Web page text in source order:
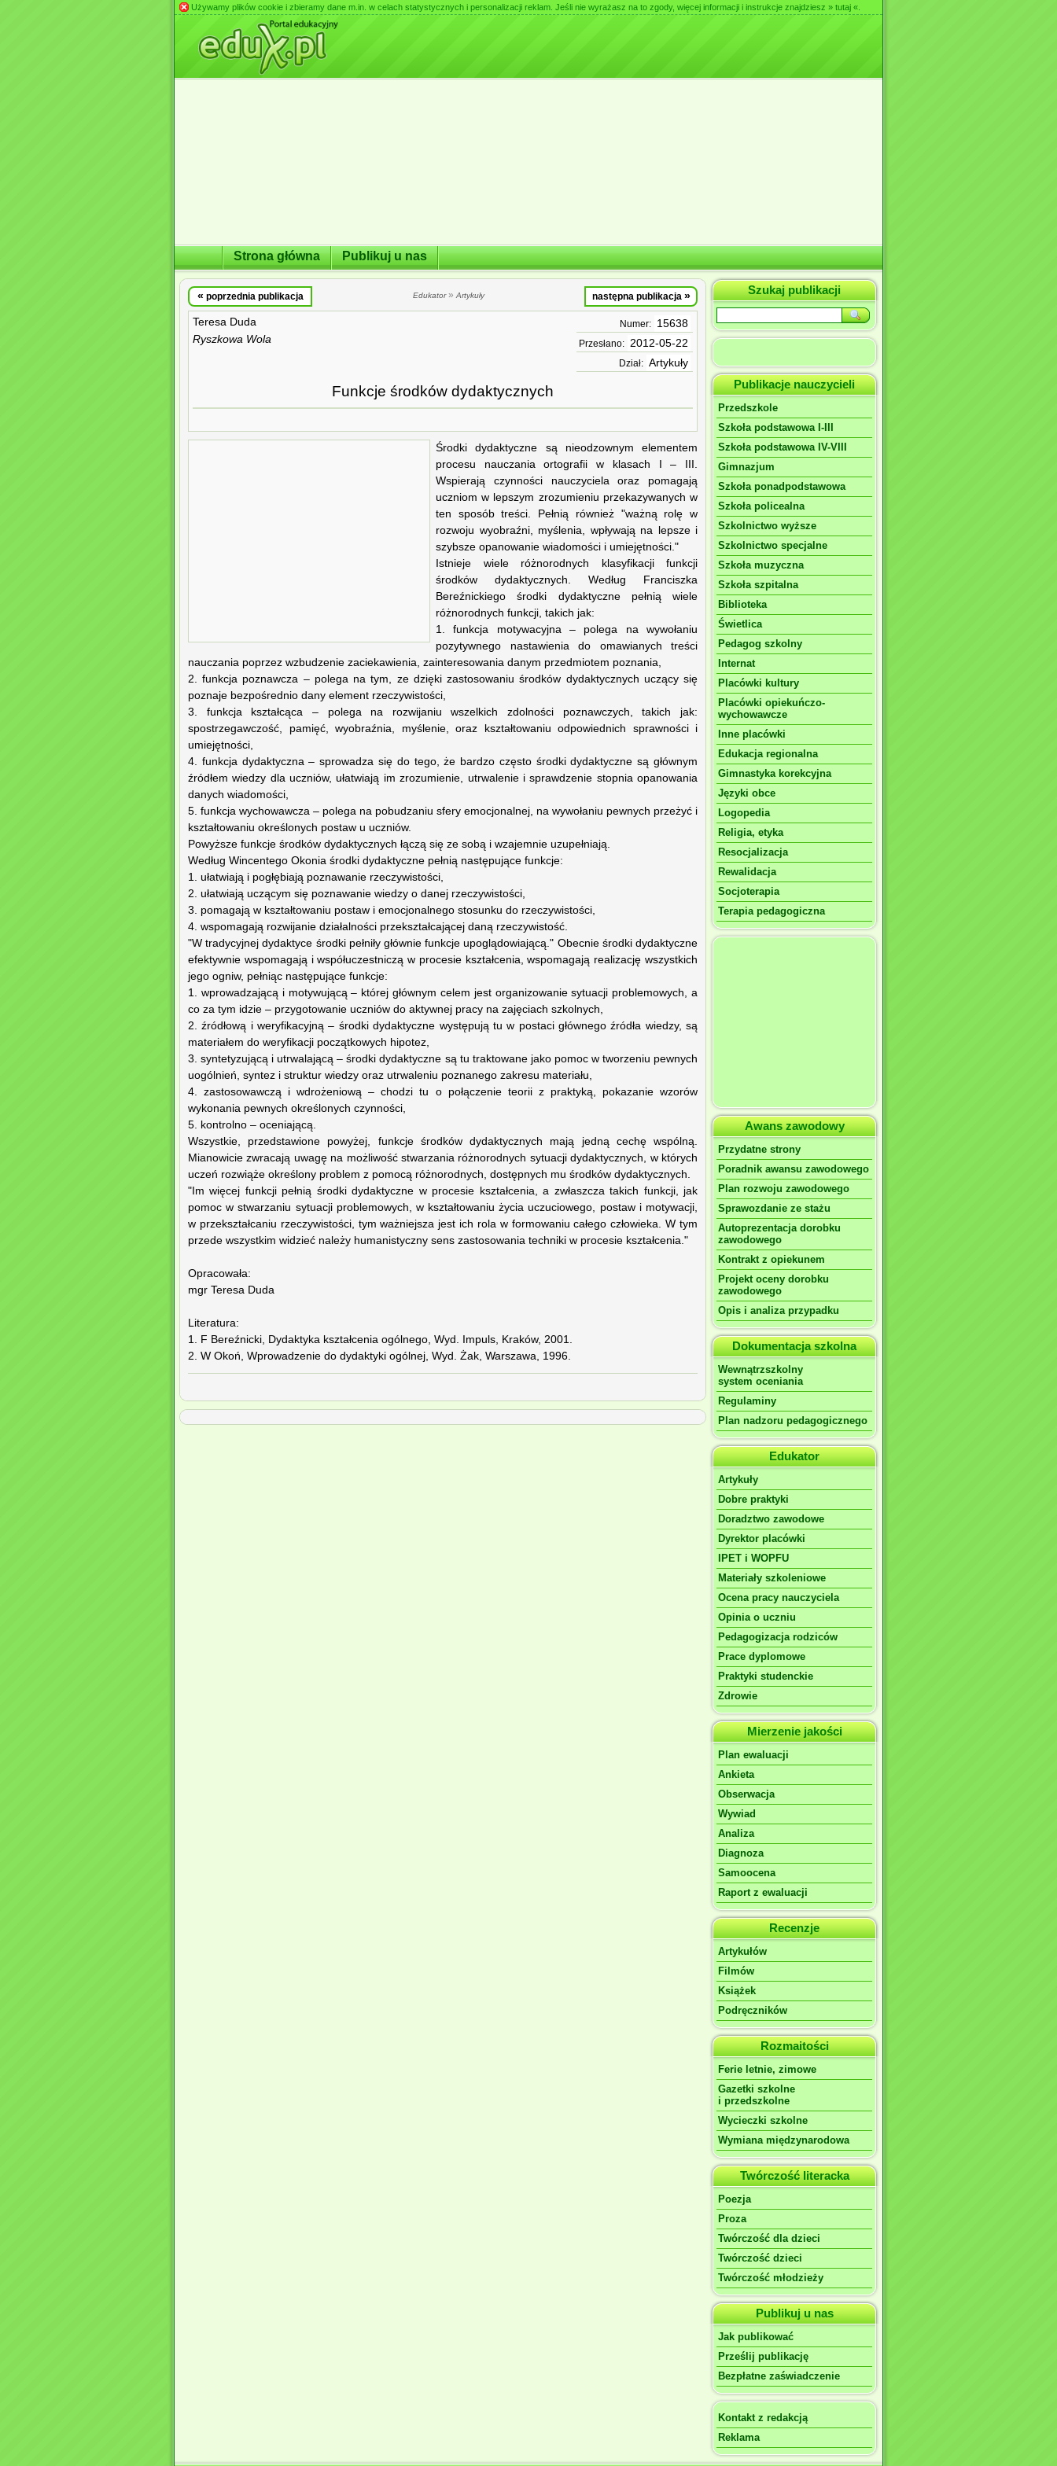
Używamy plików cookie i zbieramy dane m.in. w celach statystycznych i personalizacji reklam. Jeśli nie wyrażasz na to zgody, więcej informacji i instrukcje znajdziesz » tutaj «
Strona główna Publikuj u nas
« poprzednia publikacja Edukator»Artykuły następna publikacja »
Teresa Duda
Ryszkowa Wola
Numer: 15638
Przesłano: 2012-05-22
Dział: Artykuły
Funkcje środków dydaktycznych
Środki dydaktyczne są nieodzownym elementem
procesu nauczania ortografii w klasach I – III.
Wspierają czynności nauczyciela oraz pomagają
uczniom w lepszym zrozumieniu przekazywanych w
ten sposób treści. Pełnią również "ważną rolę w
rozwoju wyobraźni, myślenia, wpływają na lepsze i
szybsze opanowanie wiadomości i umiejętności."
Istnieje wiele różnorodnych klasyfikacji funkcji
środków dydaktycznych. Według Franciszka
Bereźnickiego środki dydaktyczne pełnią wiele
różnorodnych funkcji, takich jak:
1. funkcja motywacyjna – polega na wywołaniu
pozytywnego nastawienia do omawianych treści
nauczania poprzez wzbudzenie zaciekawienia, zainteresowania danym przedmiotem poznania,
2. funkcja poznawcza – polega na tym, ze dzięki zastosowaniu środków dydaktycznych uczący się
poznaje bezpośrednio dany element rzeczywistości,
3. funkcja kształcąca – polega na rozwijaniu wszelkich zdolności poznawczych, takich jak:
spostrzegawczość, pamięć, wyobraźnia, myślenie, oraz kształtowaniu odpowiednich sprawności i
umiejętności,
4. funkcja dydaktyczna – sprowadza się do tego, że bardzo często środki dydaktyczne są głównym
źródłem wiedzy dla uczniów, ułatwiają im zrozumienie, utrwalenie i sprawdzenie stopnia opanowania
danych wiadomości,
5. funkcja wychowawcza – polega na pobudzaniu sfery emocjonalnej, na wywołaniu pewnych przeżyć i
kształtowaniu określonych postaw u uczniów.
Powyższe funkcje środków dydaktycznych łączą się ze sobą i wzajemnie uzupełniają.
Według Wincentego Okonia środki dydaktyczne pełnią następujące funkcje:
1. ułatwiają i pogłębiają poznawanie rzeczywistości,
2. ułatwiają uczącym się poznawanie wiedzy o danej rzeczywistości,
3. pomagają w kształtowaniu postaw i emocjonalnego stosunku do rzeczywistości,
4. wspomagają rozwijanie działalności przekształcającej daną rzeczywistość.
"W tradycyjnej dydaktyce środki pełniły głównie funkcje upoglądowiającą." Obecnie środki dydaktyczne
efektywnie wspomagają i współuczestniczą w procesie kształcenia, wspomagają realizację wszystkich
jego ogniw, pełniąc następujące funkcje:
1. wprowadzającą i motywującą – której głównym celem jest organizowanie sytuacji problemowych, a
co za tym idzie – przygotowanie uczniów do aktywnej pracy na zajęciach szkolnych,
2. źródłową i weryfikacyjną – środki dydaktyczne występują tu w postaci głównego źródła wiedzy, są
materiałem do weryfikacji początkowych hipotez,
3. syntetyzującą i utrwalającą – środki dydaktyczne są tu traktowane jako pomoc w tworzeniu pewnych
uogólnień, syntez i struktur wiedzy oraz utrwaleniu poznanego zakresu materiału,
4. zastosowawczą i wdrożeniową – chodzi tu o połączenie teorii z praktyką, pokazanie wzorów
wykonania pewnych określonych czynności,
5. kontrolno – oceniającą.
Wszystkie, przedstawione powyżej, funkcje środków dydaktycznych mają jedną cechę wspólną.
Mianowicie zwracają uwagę na możliwość stwarzania różnorodnych sytuacji dydaktycznych, w których
uczeń rozwiąże określony problem z pomocą różnorodnych, dostępnych mu środków dydaktycznych.
"Im więcej funkcji pełnią środki dydaktyczne w procesie kształcenia, a zwłaszcza takich funkcji, jak
pomoc w stwarzaniu sytuacji problemowych, w kształtowaniu życia uczuciowego, postaw i motywacji,
w przekształcaniu rzeczywistości, tym ważniejsza jest ich rola w formowaniu całego człowieka. W tym
przede wszystkim widzieć należy humanistyczny sens zastosowania techniki w procesie kształcenia."
Opracowała:
mgr Teresa Duda
Literatura:
1. F Bereźnicki, Dydaktyka kształcenia ogólnego, Wyd. Impuls, Kraków, 2001.
2. W Okoń, Wprowadzenie do dydaktyki ogólnej, Wyd. Żak, Warszawa, 1996.
Szukaj publikacji
Publikacje nauczycieli
Przedszkole
Szkoła podstawowa I-III
Szkoła podstawowa IV-VIII
Gimnazjum
Szkoła ponadpodstawowa
Szkoła policealna
Szkolnictwo wyższe
Szkolnictwo specjalne
Szkoła muzyczna
Szkoła szpitalna
Biblioteka
Świetlica
Pedagog szkolny
Internat
Placówki kultury
Placówki opiekuńczo-
wychowawcze
Inne placówki
Edukacja regionalna
Gimnastyka korekcyjna
Języki obce
Logopedia
Religia, etyka
Resocjalizacja
Rewalidacja
Socjoterapia
Terapia pedagogiczna
Awans zawodowy
Przydatne strony
Poradnik awansu zawodowego
Plan rozwoju zawodowego
Sprawozdanie ze stażu
Autoprezentacja dorobku
zawodowego
Kontrakt z opiekunem
Projekt oceny dorobku
zawodowego
Opis i analiza przypadku
Dokumentacja szkolna
Wewnątrzszkolny
system oceniania
Regulaminy
Plan nadzoru pedagogicznego
Edukator
Artykuły
Dobre praktyki
Doradztwo zawodowe
Dyrektor placówki
IPET i WOPFU
Materiały szkoleniowe
Ocena pracy nauczyciela
Opinia o uczniu
Pedagogizacja rodziców
Prace dyplomowe
Praktyki studenckie
Zdrowie
Mierzenie jakości
Plan ewaluacji
Ankieta
Obserwacja
Wywiad
Analiza
Diagnoza
Samoocena
Raport z ewaluacji
Recenzje
Artykułów
Filmów
Książek
Podręczników
Rozmaitości
Ferie letnie, zimowe
Gazetki szkolne
i przedszkolne
Wycieczki szkolne
Wymiana międzynarodowa
Twórczość literacka
Poezja
Proza
Twórczość dla dzieci
Twórczość dzieci
Twórczość młodzieży
Publikuj u nas
Jak publikować
Prześlij publikację
Bezpłatne zaświadczenie
Kontakt z redakcją
Reklama